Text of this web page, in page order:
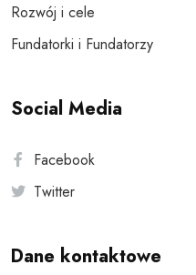
Rozwój i cele
Fundatorki i Fundatorzy
Social Media
Facebook
Twitter
Dane kontaktowe